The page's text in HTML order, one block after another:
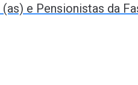
e Pensionistas da